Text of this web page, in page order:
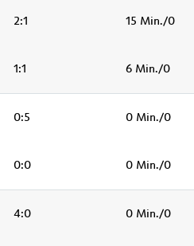
2:1
1:1
15 Min./0
6 Min./0
0:5
0:0
0 Min./0
0 Min./0
4:0 0 Min./0